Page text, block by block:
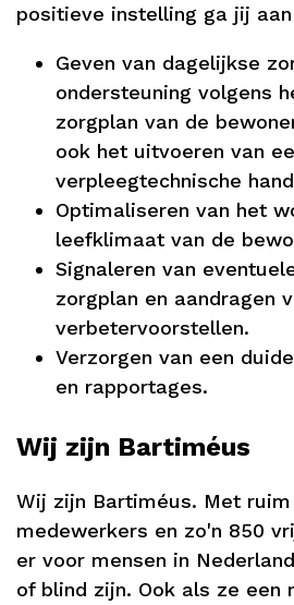
positieve instelling ga jij
Geven van dagelijkse
ondersteuning volgens
zorgplan van de
ook het uitvoeren van
verpleegtechnische
Optimaliseren van het
leefklimaat van de
Signaleren van
zorgplan en aandragen
verbetervoorstellen.
Verzorgen van een
en rapportages.
Wij zijn Bartiméus
Wij zijn Bartiméus. Met ruim
medewerkers en zo'n 850
er voor mensen in
of blind zijn. Ook als ze een